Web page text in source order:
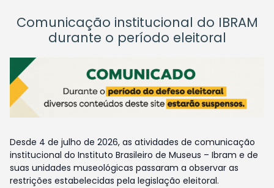
Comunicação institucional do IBRAM
durante o período eleitoral
Desde 4 de julho de 2026, as atividades de comunicação
institucional do Instituto Brasileiro de Museus – Ibram e de
suas unidades museológicas passaram a observar as
restrições estabelecidas pela legislação eleitoral.